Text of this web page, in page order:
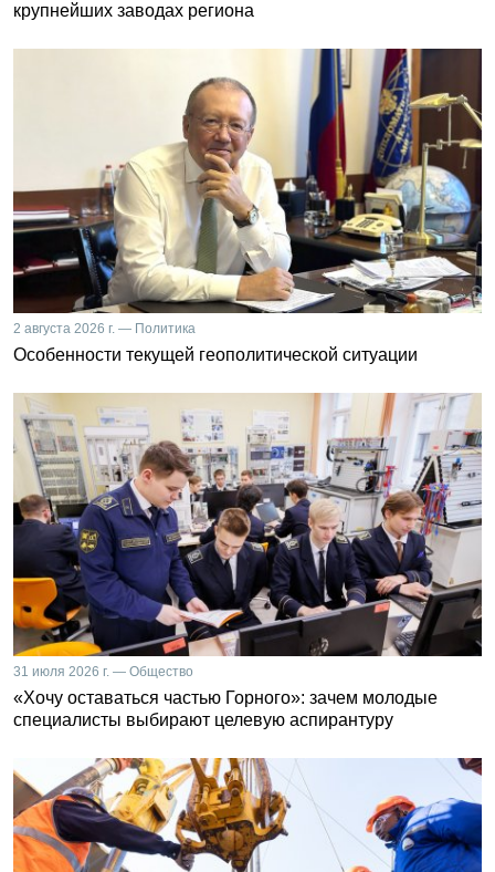
крупнейших заводах региона
2 августа 2026 г. — Политика
Особенности текущей геополитической ситуации
31 июля 2026 г. — Общество
«Хочу оставаться частью Горного»: зачем молодые
специалисты выбирают целевую аспирантуру